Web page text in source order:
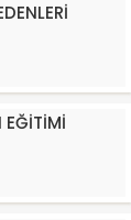
EĞİTİMİ